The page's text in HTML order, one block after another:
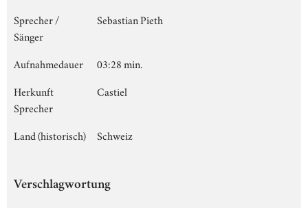
Sprecher /
Sänger
Sebastian Pieth
Aufnahmedauer
03:28 min.
Herkunft
Sprecher
Castiel
Land (historisch) Schweiz
Verschlagwortung